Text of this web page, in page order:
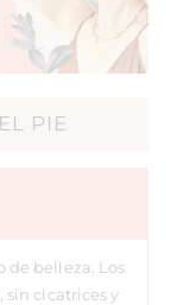
PIE
de belleza. Los
sin cicatrices y